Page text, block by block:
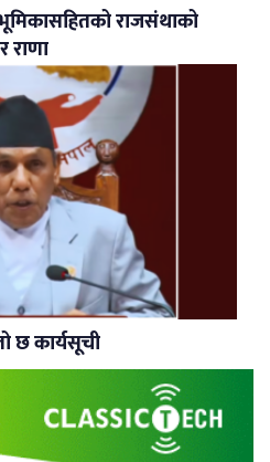
राजसंथाको
राणा
छ कार्यसूची